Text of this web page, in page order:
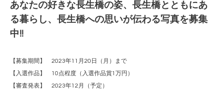
あなたの好きな長生橋の姿、長生橋とともにあ
る暮らし、長生橋への思いが伝わる写真を募集
中!!
【募集期間】 2023年11月20日（月）まで
【入選作品】 10点程度（入選作品賞1万円）
【審査発表】 2023年12月（予定）